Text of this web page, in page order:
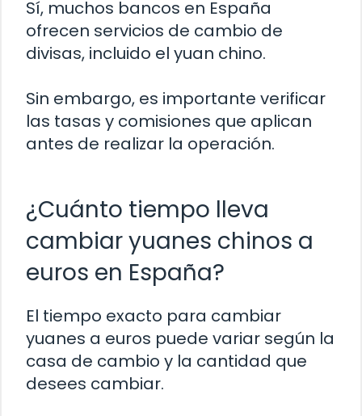
Sí, muchos bancos en España
ofrecen servicios de cambio de
divisas, incluido el yuan chino.
Sin embargo, es importante verificar
las tasas y comisiones que aplican
antes de realizar la operación.
¿Cuánto tiempo lleva
cambiar yuanes chinos a
euros en España?
El tiempo exacto para cambiar
yuanes a euros puede variar según la
casa de cambio y la cantidad que
desees cambiar.